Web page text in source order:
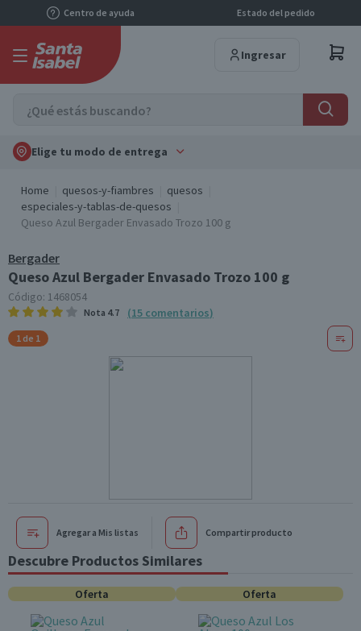
Centro de ayuda Estado del pedido
Ingresar
Elige tu modo de entrega
Home quesos-y-fiambres
quesos
especiales-y-tablas-de-quesos
Queso Azul Bergader Envasado Trozo 100 g
Bergader
Queso Azul Bergader Envasado Trozo 100 g
Código: 1468054
Nota 4.7 (15 comentarios)
1 de 1
Agregar a Mis listas Compartir producto
Descubre Productos Similares
Oferta Oferta